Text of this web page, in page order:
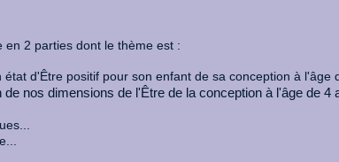
2 parties dont le thème est :
état d'Être positif pour son enfant de sa conception à l'âge
de nos dimensions de l'Être de la conception à l'âge de 4